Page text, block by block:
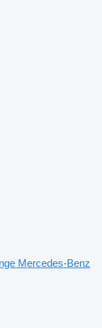
Mercedes-Benz